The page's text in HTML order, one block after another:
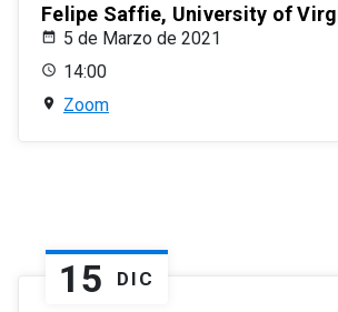
Felipe Saffie, University of
5 de Marzo de 2021
14:00
Zoom
15 DIC